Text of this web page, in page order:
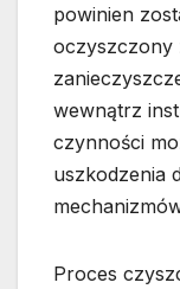
powinien
oczyszczony
wewnątrz
czynności
uszkodzenia
Proces